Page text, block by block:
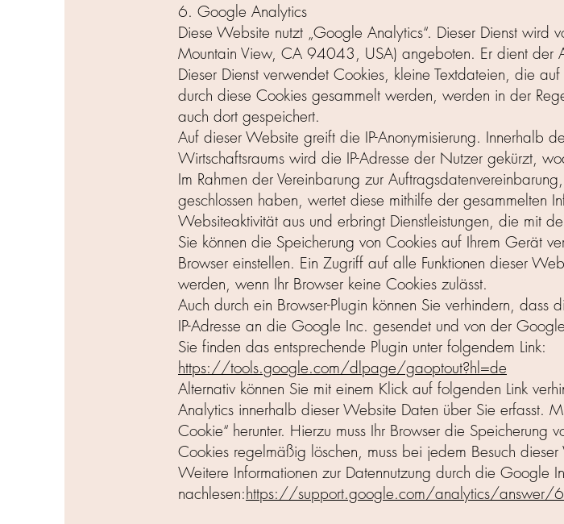
6. Google Analytics
Diese Website nutzt „Google Analytics“. Dieser Dienst
Mountain View, CA 94043, USA) angeboten. Er dient der
Dieser Dienst verwendet Cookies, kleine Textdateien, die
durch diese Cookies gesammelt werden, werden in der
auch dort gespeichert.
Auf dieser Website greift die IP-Anonymisierung. Innerhalb
Wirtschaftsraums wird die IP-Adresse der Nutzer gekürzt,
Im Rahmen der Vereinbarung zur
geschlossen haben, wertet diese mithilfe der gesammelten
Websiteaktivität aus und erbringt Dienstleistungen, die mit
Sie können die Speicherung von Cookies auf Ihrem Gerät
Browser einstellen. Ein Zugriff auf alle Funktionen dieser
werden, wenn Ihr Browser keine Cookies zulässt.
Auch durch ein Browser-Plugin können Sie verhindern,
IP-Adresse an die Google Inc. gesendet und von der
Sie finden das entsprechende Plugin unter folgendem Link:
https://tools.google.com/dlpage/gaoptout?hl=de
Alternativ können Sie mit einem Klick auf folgenden Link
Analytics innerhalb dieser Website Daten über Sie erfasst.
Cookie“ herunter. Hierzu muss Ihr Browser die
Cookies regelmäßig löschen, muss bei jedem Besuch
Weitere Informationen zur Datennutzung durch die Google
nachlesen:https://support.google.com/analytics/answer/